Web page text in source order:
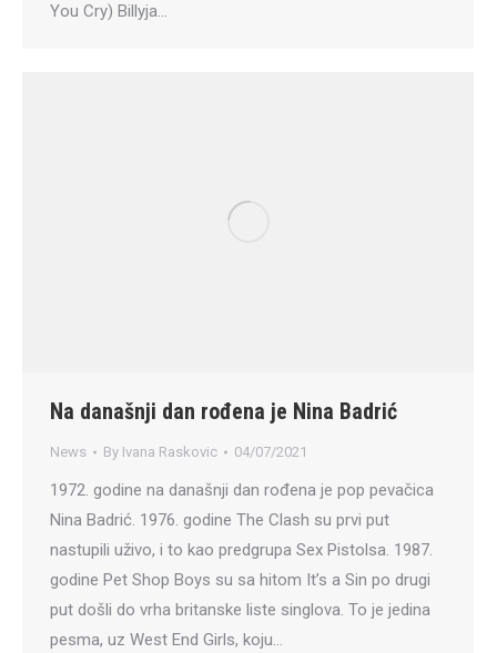
You Cry) Billyja…
Na današnji dan rođena je Nina Badrić
News By Ivana Raskovic 04/07/2021
1972. godine na današnji dan rođena je pop pevačica
Nina Badrić. 1976. godine The Clash su prvi put
nastupili uživo, i to kao predgrupa Sex Pistolsa. 1987.
godine Pet Shop Boys su sa hitom It’s a Sin po drugi
put došli do vrha britanske liste singlova. To je jedina
pesma, uz West End Girls, koju…